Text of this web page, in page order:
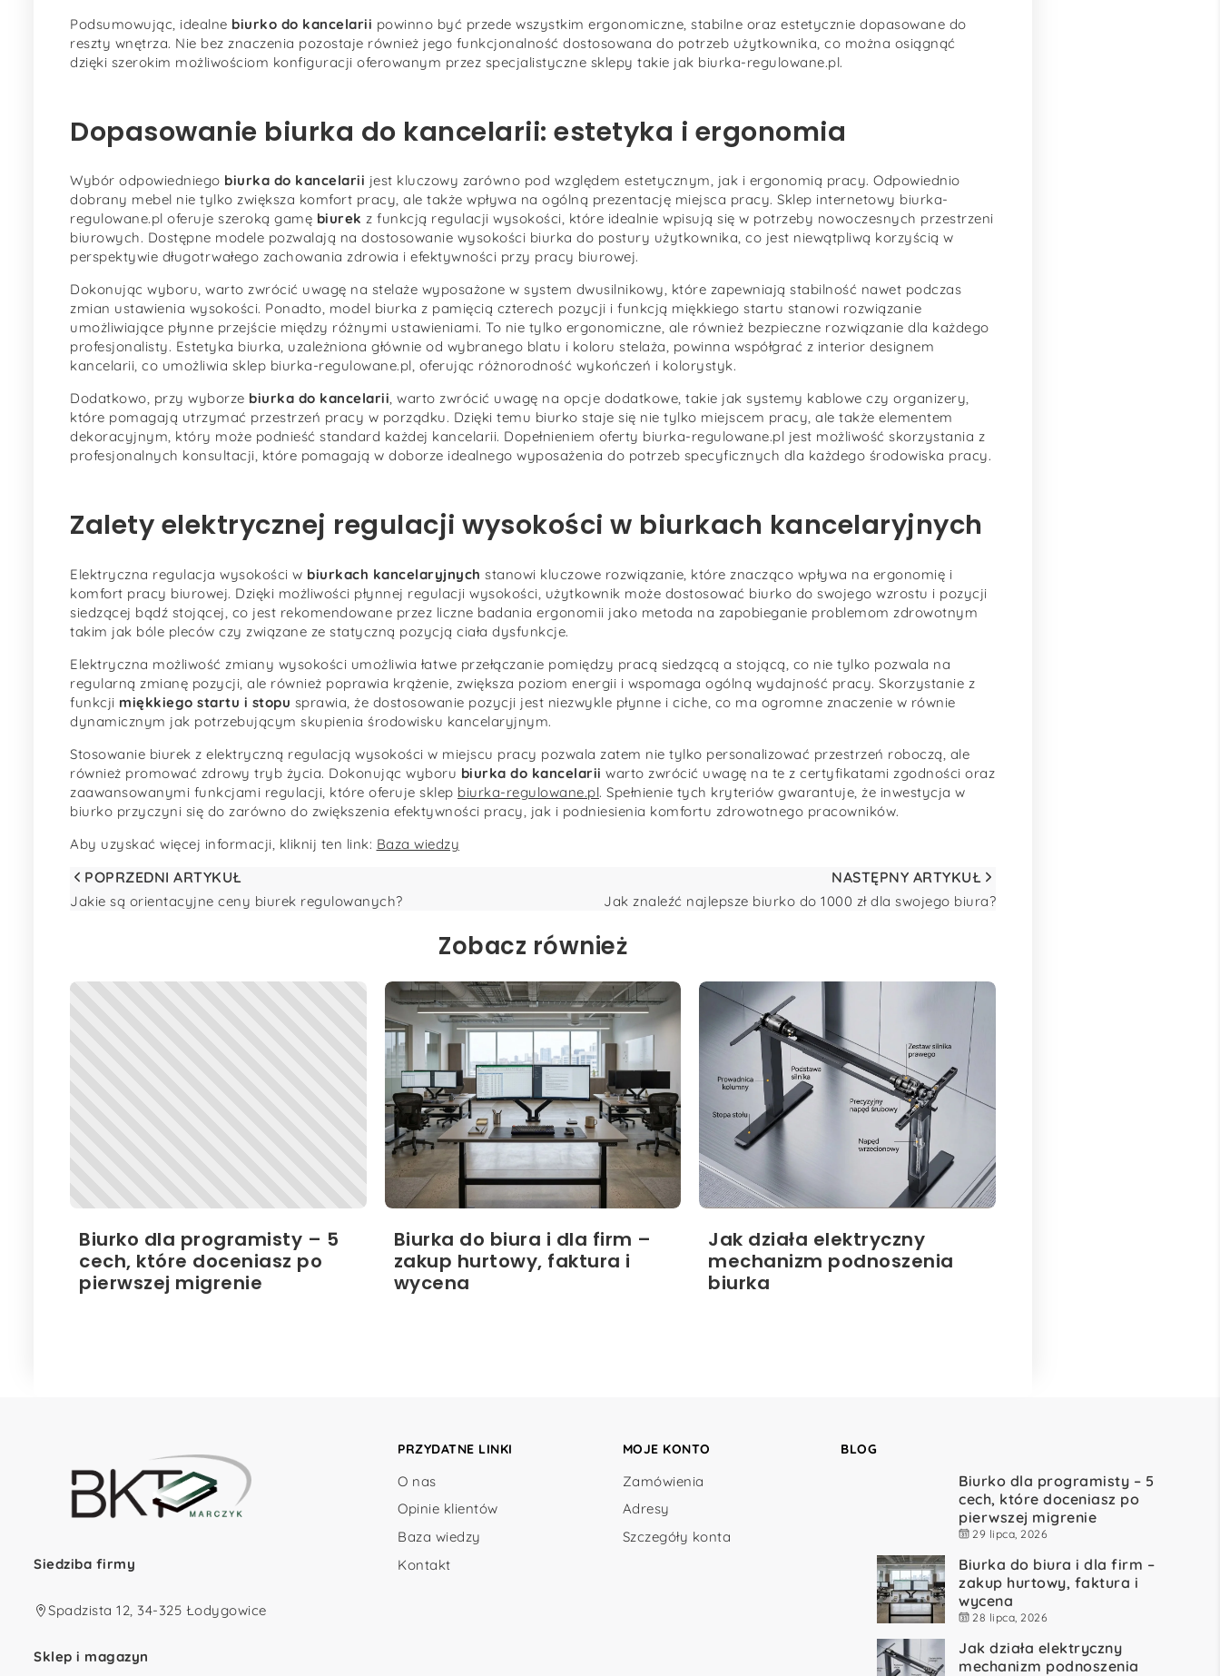
Podsumowując, idealne biurko do kancelarii powinno być przede wszystkim ergonomiczne, stabilne oraz estetycznie dopasowane do
reszty wnętrza. Nie bez znaczenia pozostaje również jego funkcjonalność dostosowana do potrzeb użytkownika, co można osiągnąć
dzięki szerokim możliwościom konfiguracji oferowanym przez specjalistyczne sklepy takie jak biurka-regulowane.pl.
Dopasowanie biurka do kancelarii: estetyka i ergonomia
Wybór odpowiedniego biurka do kancelarii jest kluczowy zarówno pod względem estetycznym, jak i ergonomią pracy. Odpowiednio
dobrany mebel nie tylko zwiększa komfort pracy, ale także wpływa na ogólną prezentację miejsca pracy. Sklep internetowy biurka-
regulowane.pl oferuje szeroką gamę biurek z funkcją regulacji wysokości, które idealnie wpisują się w potrzeby nowoczesnych przestrzeni
biurowych. Dostępne modele pozwalają na dostosowanie wysokości biurka do postury użytkownika, co jest niewątpliwą korzyścią w
perspektywie długotrwałego zachowania zdrowia i efektywności przy pracy biurowej.
Dokonując wyboru, warto zwrócić uwagę na stelaże wyposażone w system dwusilnikowy, które zapewniają stabilność nawet podczas
zmian ustawienia wysokości. Ponadto, model biurka z pamięcią czterech pozycji i funkcją miękkiego startu stanowi rozwiązanie
umożliwiające płynne przejście między różnymi ustawieniami. To nie tylko ergonomiczne, ale również bezpieczne rozwiązanie dla każdego
profesjonalisty. Estetyka biurka, uzależniona głównie od wybranego blatu i koloru stelaża, powinna współgrać z interior designem
kancelarii, co umożliwia sklep biurka-regulowane.pl, oferując różnorodność wykończeń i kolorystyk.
Dodatkowo, przy wyborze biurka do kancelarii, warto zwrócić uwagę na opcje dodatkowe, takie jak systemy kablowe czy organizery,
które pomagają utrzymać przestrzeń pracy w porządku. Dzięki temu biurko staje się nie tylko miejscem pracy, ale także elementem
dekoracyjnym, który może podnieść standard każdej kancelarii. Dopełnieniem oferty biurka-regulowane.pl jest możliwość skorzystania z
profesjonalnych konsultacji, które pomagają w doborze idealnego wyposażenia do potrzeb specyficznych dla każdego środowiska pracy.
Zalety elektrycznej regulacji wysokości w biurkach kancelaryjnych
Elektryczna regulacja wysokości w biurkach kancelaryjnych stanowi kluczowe rozwiązanie, które znacząco wpływa na ergonomię i
komfort pracy biurowej. Dzięki możliwości płynnej regulacji wysokości, użytkownik może dostosować biurko do swojego wzrostu i pozycji
siedzącej bądź stojącej, co jest rekomendowane przez liczne badania ergonomii jako metoda na zapobieganie problemom zdrowotnym
takim jak bóle pleców czy związane ze statyczną pozycją ciała dysfunkcje.
Elektryczna możliwość zmiany wysokości umożliwia łatwe przełączanie pomiędzy pracą siedzącą a stojącą, co nie tylko pozwala na
regularną zmianę pozycji, ale również poprawia krążenie, zwiększa poziom energii i wspomaga ogólną wydajność pracy. Skorzystanie z
funkcji miękkiego startu i stopu sprawia, że dostosowanie pozycji jest niezwykle płynne i ciche, co ma ogromne znaczenie w równie
dynamicznym jak potrzebującym skupienia środowisku kancelaryjnym.
Stosowanie biurek z elektryczną regulacją wysokości w miejscu pracy pozwala zatem nie tylko personalizować przestrzeń roboczą, ale
również promować zdrowy tryb życia. Dokonując wyboru biurka do kancelarii warto zwrócić uwagę na te z certyfikatami zgodności oraz
zaawansowanymi funkcjami regulacji, które oferuje sklep biurka-regulowane.pl. Spełnienie tych kryteriów gwarantuje, że inwestycja w
biurko przyczyni się do zarówno do zwiększenia efektywności pracy, jak i podniesienia komfortu zdrowotnego pracowników.
Aby uzyskać więcej informacji, kliknij ten link: Baza wiedzy
POPRZEDNI ARTYKUŁ
Jakie są orientacyjne ceny biurek regulowanych?
NASTĘPNY ARTYKUŁ
Jak znaleźć najlepsze biurko do 1000 zł dla swojego biura?
Zobacz również
Biurko dla programisty – 5
cech, które doceniasz po
pierwszej migrenie
Biurka do biura i dla firm –
zakup hurtowy, faktura i
wycena
Jak działa elektryczny
mechanizm podnoszenia
biurka
Siedziba firmy
Spadzista 12, 34-325 Łodygowice
Sklep i magazyn
PRZYDATNE LINKI
O nas
Opinie klientów
Baza wiedzy
Kontakt
MOJE KONTO
Zamówienia
Adresy
Szczegóły konta
BLOG
Biurko dla programisty – 5
cech, które doceniasz po
pierwszej migrenie
29 lipca, 2026
Biurka do biura i dla firm –
zakup hurtowy, faktura i
wycena
28 lipca, 2026
Jak działa elektryczny
mechanizm podnoszenia